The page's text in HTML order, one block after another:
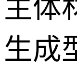
主体
生成